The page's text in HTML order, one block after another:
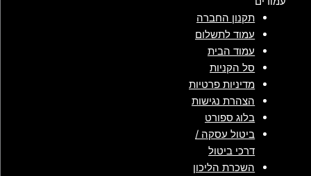
תקנון החברה
עמוד לתשלום
עמוד הבית
סל הקניות
מדיניות פרטיות
הצהרת נגישות
בלוג ספורט
ביטול עסקה /
דרכי ביטול
השכרת הליכון